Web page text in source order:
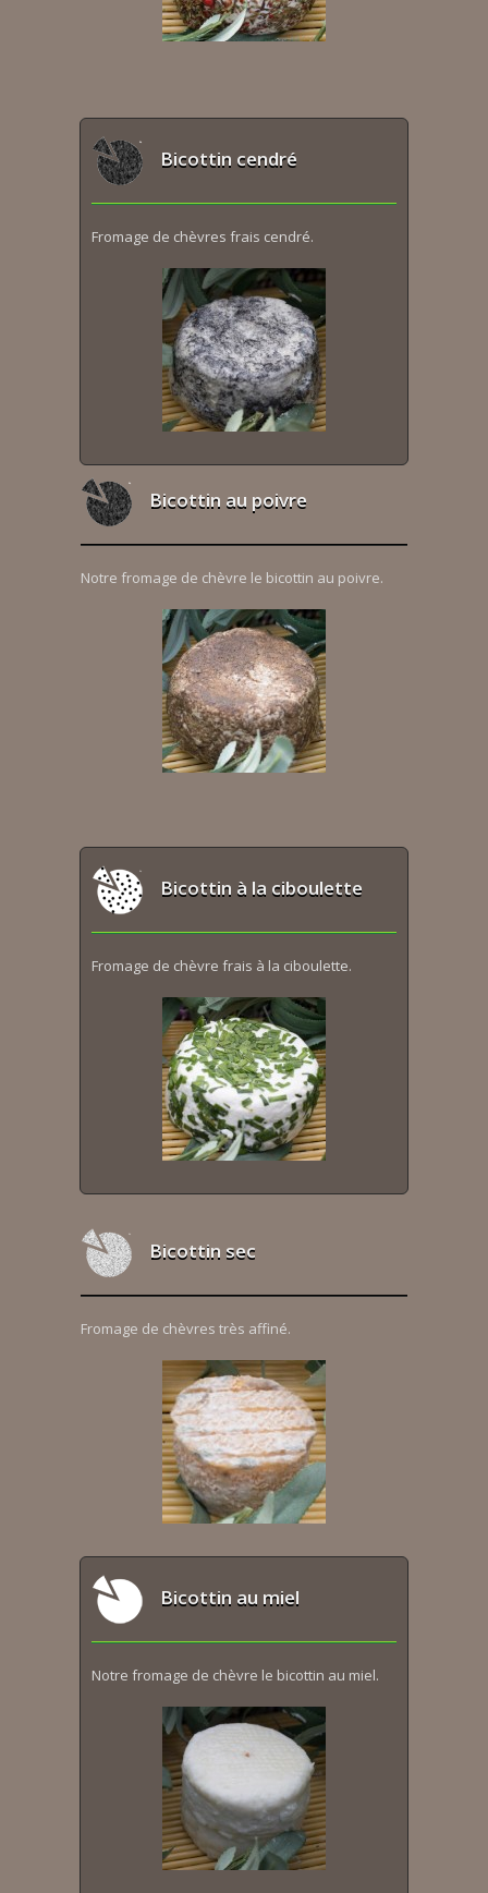
Bicottin cendré
Fromage de chèvres frais cendré.
Bicottin au poivre
Notre fromage de chèvre le bicottin au poivre.
Bicottin à la ciboulette
Fromage de chèvre frais à la ciboulette.
Bicottin sec
Fromage de chèvres très affiné.
Bicottin au miel
Notre fromage de chèvre le bicottin au miel.